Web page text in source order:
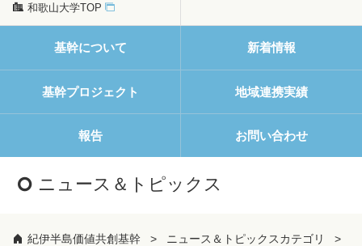
和歌山大学TOP
基幹について 新着情報
基幹プロジェクト 地域連携実績
報告 お問い合わせ
ニュース＆トピックス
紀伊半島価値共創基幹
ニュース＆トピックスカテゴリ